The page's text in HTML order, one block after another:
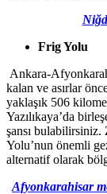
Frig Yolu
Ankara-
kalan ve asırlar
yaklaşık 506
Yazılıkaya’da
şansı bulabilirsiniz.
Yolu’nun önemli
alternatif olarak
Afyonkarahisar